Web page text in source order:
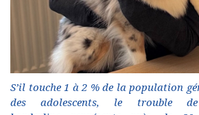
S’il touche 1 à 2 % de la population
des adolescents, le trouble